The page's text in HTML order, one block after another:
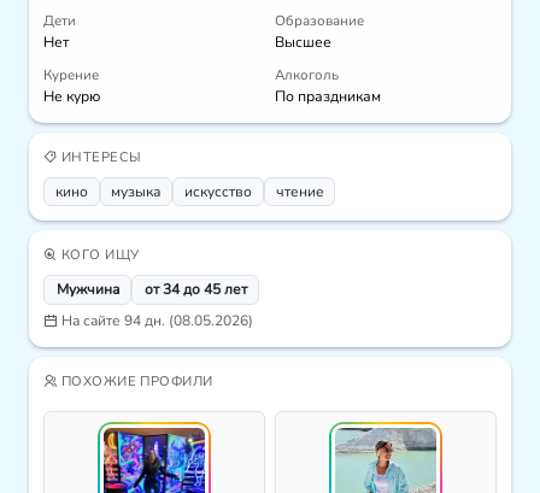
Дети
Нет
Образование
Высшее
Курение
Не курю
Алкоголь
По праздникам
ИНТЕРЕСЫ
кино музыка искусcтво чтение
КОГО ИЩУ
Мужчина
от 34 до 45 лет
На сайте 94 дн. (08.05.2026)
ПОХОЖИЕ ПРОФИЛИ